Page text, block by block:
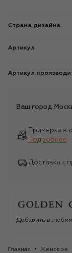
Страна дизайна
Артикул
Артикул
Ваш город
Примерка в
Подробнее
Доставка с
Добавить в
Главная Женское